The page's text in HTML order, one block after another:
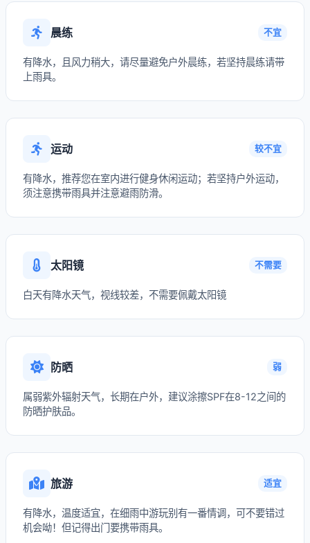
晨练 不宜
有降水，且风力稍大，请尽量避免户外晨练，若坚持晨练请带
上雨具。
运动 较不宜
有降水，推荐您在室内进行健身休闲运动；若坚持户外运动，
须注意携带雨具并注意避雨防滑。
太阳镜 不需要
白天有降水天气，视线较差，不需要佩戴太阳镜
防晒 弱
属弱紫外辐射天气，长期在户外，建议涂擦SPF在8-12之间的
防晒护肤品。
旅游 适宜
有降水，温度适宜，在细雨中游玩别有一番情调，可不要错过
机会呦！但记得出门要携带雨具。